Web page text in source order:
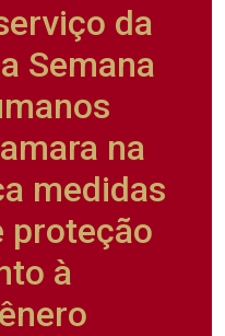
da
Semana
na
medidas
proteção
à